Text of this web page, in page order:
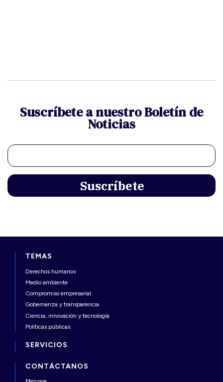
Suscríbete a nuestro Boletín de
Noticias
TEMAS
Derechos humanos
Medio ambiente
Compromiso empresarial
Gobernanza y transparencia
Ciencia, innovación y tecnología
Políticas públicas
SERVICIOS
CONTÁCTANOS